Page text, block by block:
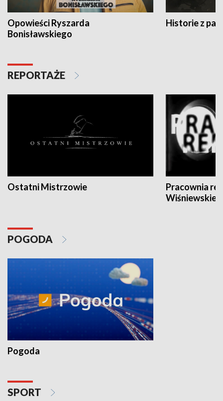
Opowieści Ryszarda
Bonisławskiego
Historie z
REPORTAŻE
Ostatni Mistrzowie
Pracownia
POGODA
Pogoda
SPORT